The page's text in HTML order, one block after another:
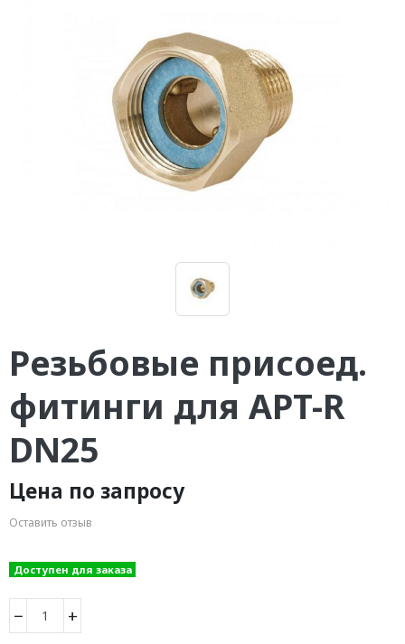
Резьбовые присоед.
фитинги для APT-R
DN25
Цена по запросу
Оставить отзыв
Доступен для заказа
− +